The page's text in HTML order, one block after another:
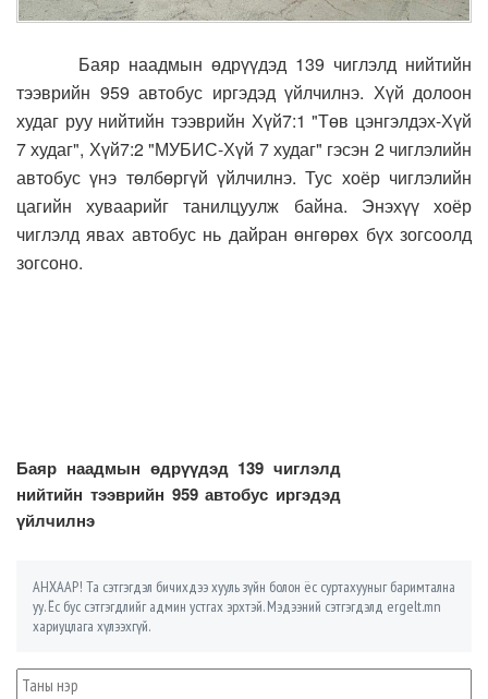
Баяр наадмын өдрүүдэд 139 чиглэлд нийтийн
тээврийн 959 автобус иргэдэд үйлчилнэ. Хүй долоон
худаг руу нийтийн тээврийн Хүй7:1 "Төв цэнгэлдэх-Хүй
7 худаг", Хүй7:2 "МУБИС-Хүй 7 худаг" гэсэн 2 чиглэлийн
автобус үнэ төлбөргүй үйлчилнэ. Тус хоёр чиглэлийн
цагийн хуваарийг танилцуулж байна. Энэхүү хоёр
чиглэлд явах автобус нь дайран өнгөрөх бүх зогсоолд
зогсоно.
Баяр наадмын өдрүүдэд 139 чиглэлд
нийтийн тээврийн 959 автобус иргэдэд
үйлчилнэ
АНХААР! Та сэтгэгдэл бичихдээ хууль зүйн болон ёс суртахууныг баримтална
уу. Ёс бус сэтгэгдлийг админ устгах эрхтэй. Мэдээний сэтгэгдэлд ergelt.mn
хариуцлага хүлээхгүй.